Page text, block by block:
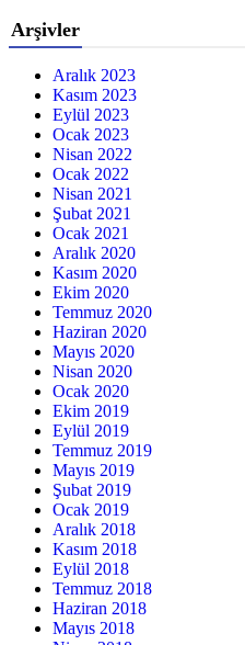
Arşivler
Aralık 2023
Kasım 2023
Eylül 2023
Ocak 2023
Nisan 2022
Ocak 2022
Nisan 2021
Şubat 2021
Ocak 2021
Aralık 2020
Kasım 2020
Ekim 2020
Temmuz 2020
Haziran 2020
Mayıs 2020
Nisan 2020
Ocak 2020
Ekim 2019
Eylül 2019
Temmuz 2019
Mayıs 2019
Şubat 2019
Ocak 2019
Aralık 2018
Kasım 2018
Eylül 2018
Temmuz 2018
Haziran 2018
Mayıs 2018